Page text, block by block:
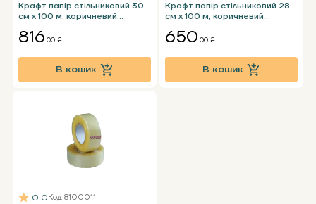
Крафт папір стільниковий 30
см x 100 м, коричневий
816.00 ₴
В кошик
Крафт папір стільниковий 28
см x 100 м, коричневий
650.00 ₴
В кошик
0.0Код: 8100011